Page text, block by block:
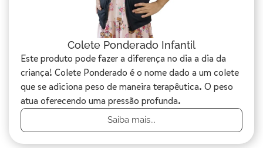
Colete Ponderado Infantil
Este produto pode fazer a diferença no dia a dia da
criança! Colete Ponderado é o nome dado a um colete
que se adiciona peso de maneira terapêutica. O peso
atua oferecendo uma pressão profunda.
Saiba mais...